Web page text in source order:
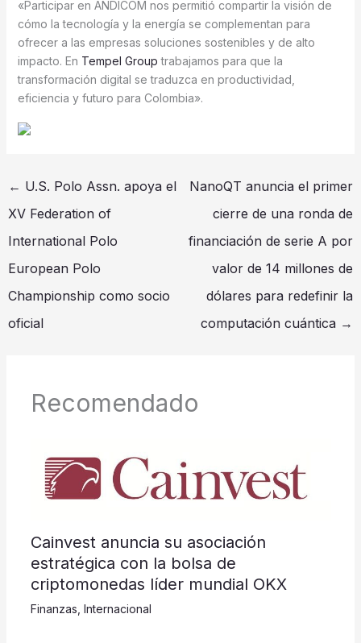
«Participar en ANDICOM nos permitió compartir la visión de
cómo la tecnología y la energía se complementan para
ofrecer a las empresas soluciones sostenibles y de alto
impacto. En Tempel Group trabajamos para que la
transformación digital se traduzca en productividad,
eficiencia y futuro para Colombia».
← U.S. Polo Assn. apoya el
XV Federation of
International Polo
European Polo
Championship como socio
oficial
NanoQT anuncia el primer
cierre de una ronda de
financiación de serie A por
valor de 14 millones de
dólares para redefinir la
computación cuántica →
Recomendado
Cainvest anuncia su asociación
estratégica con la bolsa de
criptomonedas líder mundial OKX
Finanzas, Internacional